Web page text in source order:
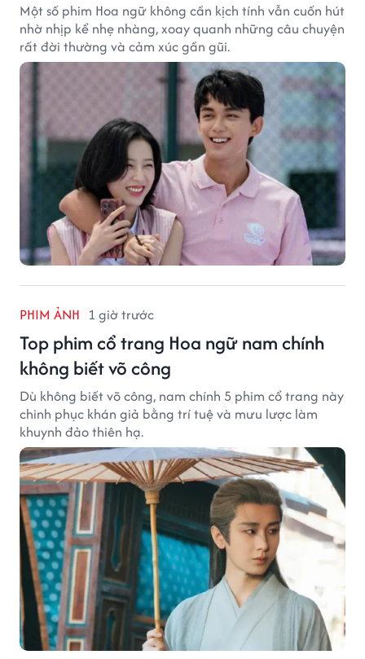
Một số phim Hoa ngữ không cần kịch tính vẫn cuốn hút
nhờ nhịp kể nhẹ nhàng, xoay quanh những câu chuyện
rất đời thường và cảm xúc gần gũi.
PHIM ẢNH 1 giờ trước
Top phim cổ trang Hoa ngữ nam chính
không biết võ công
Dù không biết võ công, nam chính 5 phim cổ trang này
chinh phục khán giả bằng trí tuệ và mưu lược làm
khuynh đảo thiên hạ.